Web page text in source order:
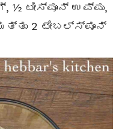
½ ಟೀಸ್ಪೂನ್ ಉಪ್ಪು,
2 ಟೇಬಲ್ಸ್ಪೂನ್